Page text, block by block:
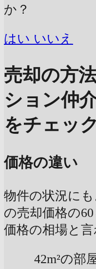
か？
はい いいえ
売却の方
ション仲
をチェック
価格の違い
物件の状況に
の売却価格の
価格の相場と言
42m²の部